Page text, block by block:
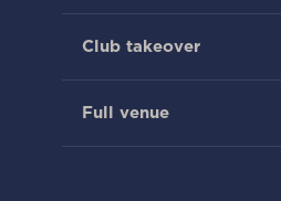
Club takeover
Full venue